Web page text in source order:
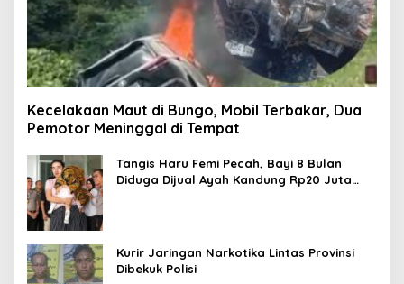
Kecelakaan Maut di Bungo, Mobil Terbakar, Dua
Pemotor Meninggal di Tempat
Tangis Haru Femi Pecah, Bayi 8 Bulan
Diduga Dijual Ayah Kandung Rp20 Juta
Kurir Jaringan Narkotika Lintas Provinsi
Dibekuk Polisi